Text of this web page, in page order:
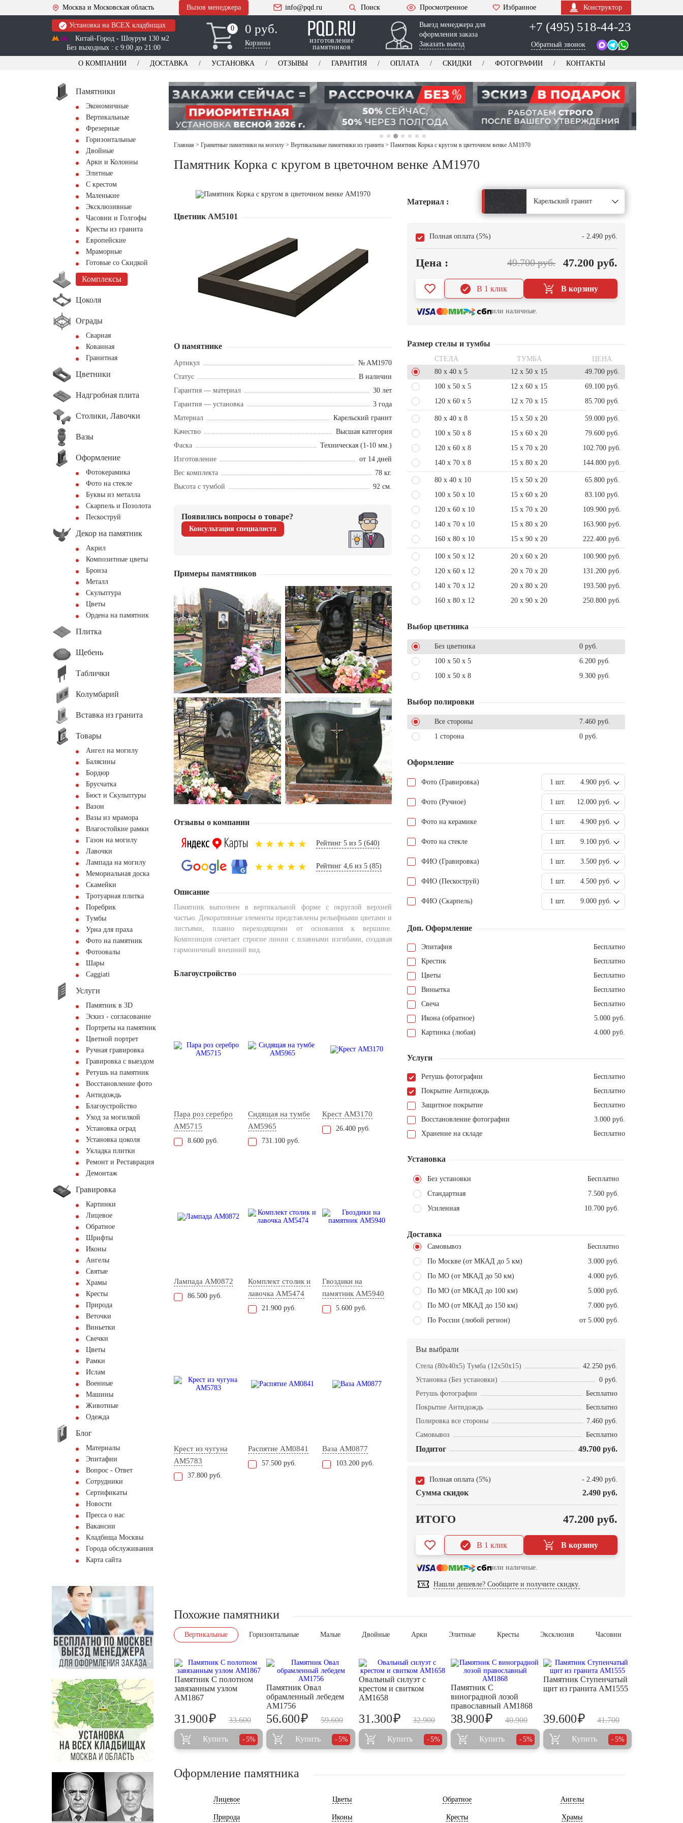
Москва и Московская область Вызов менеджера info@pqd.ru Поиск Просмотренное Избранное Конструктор
Установка на ВСЕХ кладбищах
Китай-Город - Шоурум 130 м2
Без выходных : с 9:00 до 21:00
0
0 0 руб.
Корзина
изготовление
памятников
Выезд менеджера для
оформления заказа
Заказать выезд
+7 (495) 518-44-23
Обратный звонок
О КОМПАНИИ ДОСТАВКА УСТАНОВКА ОТЗЫВЫ ГАРАНТИЯ ОПЛАТА СКИДКИ ФОТОГРАФИИ КОНТАКТЫ
Памятники
Экономичные
Вертикальные
Фрезерные
Горизонтальные
Двойные
Арки и Колонны
Элитные
С крестом
Маленькие
Эксклюзивные
Часовни и Голгофы
Кресты из гранита
Европейские
Мраморные
Готовые со Скидкой
Комплексы
Цоколя
Ограды
Сварная
Кованная
Гранитная
Цветники
Надгробная плита
Столики, Лавочки
Вазы
Оформление
Фотокерамика
Фото на стекле
Буквы из металла
Скарпель и Позолота
Пескоструй
Декор на памятник
Акрил
Композитные цветы
Бронза
Металл
Скульптура
Цветы
Ордена на памятник
Плитка
Щебень
Таблички
Колумбарий
Вставка из гранита
Товары
Ангел на могилу
Балясины
Бордюр
Брусчатка
Бюст и Скульптуры
Вазон
Вазы из мрамора
Влагостойкие рамки
Газон на могилу
Лавочки
Лампада на могилу
Мемориальная доска
Скамейки
Тротуарная плитка
Поребрик
Тумбы
Урна для праха
Фото на памятник
Фотоовалы
Шары
Сaggiati
Услуги
Памятник в 3D
Эскиз - согласование
Портреты на памятник
Цветной портрет
Ручная гравировка
Гравировка с выездом
Ретушь на памятник
Восстановление фото
Антидождь
Благоустройство
Уход за могилкой
Установка оград
Установка цоколя
Укладка плитки
Ремонт и Реставрация
Демонтаж
Гравировка
Картинки
Лицевое
Обратное
Шрифты
Иконы
Ангелы
Святые
Храмы
Кресты
Природа
Веточки
Виньетки
Свечки
Цветы
Рамки
Ислам
Военные
Машины
Животные
Одежда
Блог
Материалы
Эпитафии
Вопрос - Ответ
Сотрудники
Сертификаты
Новости
Пресса о нас
Вакансии
Кладбища Москвы
Города обслуживания
Карта сайта
Главная > Гранитные памятники на могилу > Вертикальные памятники из гранита > Памятник Корка с кругом в цветочном венке AM1970
Памятник Корка с кругом в цветочном венке AM1970
Цветник АМ5101
О памятнике
Артикул
№ AM1970
Статус
В наличии
Гарантия — материал
30 лет
Гарантия — установка
3 года
Материал
Карельский гранит
Качество
Высшая категория
Фаска
Техническая (1-10 мм.)
Изготовление
от 14 дней
Вес комплекта
78 кг.
Высота с тумбой
92 см.
Появились вопросы о товаре?
Консультация специалиста
Примеры памятников
Отзывы о компании
Рейтинг 5 из 5 (640)
Рейтинг 4,6 из 5 (85)
Описание
Памятник выполнен в вертикальной форме с округлой верхней
частью. Декоративные элементы представлены рельефными цветами и
листьями, плавно переходящими от основания к вершине.
Композиция сочетает строгие линии с плавными изгибами, создавая
гармоничный внешний вид.
Благоустройство
Пара роз серебро
AM5715
8.600 руб.
Сидящая на тумбе
AM5965
731.100 руб.
Крест AM3170
26.400 руб.
Лампада AM0872
86.500 руб.
Комплект столик и
лавочка АМ5474
21.900 руб.
Гвоздики на
памятник AM5940
5.600 руб.
Крест из чугуна
AM5783
37.800 руб.
Распятие AM0841
57.500 руб.
Ваза AM0877
103.200 руб.
Материал : Карельский гранит
Полная оплата (5%) - 2.490 руб.
Цена : 49.700 руб. 47.200 руб.
В корзину
В 1 клик
или наличные.
Размер стелы и тумбы
СТЕЛА ТУМБА
ЦЕНА
80 x 40 x 5
12 x 50 x 15
49.700 руб.
100 x 50 x 5
12 x 60 x 15
69.100 руб.
120 x 60 x 5
12 x 70 x 15 85.700 руб.
80 x 40 x 8 15 x 50 x 20
59.000 руб.
100 x 50 x 8
15 x 60 x 20
79.600 руб.
120 x 60 x 8
15 x 70 x 20
102.700 руб.
140 x 70 x 8
15 x 80 x 20 144.800 руб.
80 x 40 x 10 15 x 50 x 20
65.800 руб.
100 x 50 x 10
15 x 60 x 20
83.100 руб.
120 x 60 x 10
15 x 70 x 20
109.900 руб.
140 x 70 x 10
15 x 80 x 20
163.900 руб.
160 x 80 x 10
15 x 90 x 20 222.400 руб.
100 x 50 x 12 20 x 60 x 20
100.900 руб.
120 x 60 x 12
20 x 70 x 20
131.200 руб.
140 x 70 x 12
20 x 80 x 20
193.500 руб.
160 x 80 x 12
20 x 90 x 20 250.800 руб.
Выбор цветника
Без цветника
0 руб.
100 x 50 x 5
6.200 руб.
100 x 50 x 8
9.300 руб.
Выбор полировки
Все стороны
7.460 руб.
1 сторона
0 руб.
Оформление
Фото (Гравировка) 1 шт. 4.900 руб.
Фото (Ручное) 1 шт. 12.000 руб.
Фото на керамике 1 шт. 4.900 руб.
Фото на стекле 1 шт. 9.100 руб.
ФИО (Гравировка) 1 шт. 3.500 руб.
ФИО (Пескоструй) 1 шт. 4.500 руб.
ФИО (Скарпель) 1 шт. 9.000 руб.
Доп. Оформление
Эпитафия
Бесплатно
Крестик
Бесплатно
Цветы
Бесплатно
Виньетка
Бесплатно
Свеча
Бесплатно
Икона (обратное)
5.000 руб.
Картинка (любая)
4.000 руб.
Услуги
Ретушь фотографии
Бесплатно
Покрытие Антидождь
Бесплатно
Защитное покрытие
Бесплатно
Восстановление фотографии
3.000 руб.
Хранение на складе
Бесплатно
Установка
Без установки
Бесплатно
Стандартная
7.500 руб.
Усиленная
10.700 руб.
Доставка
Самовывоз
Бесплатно
По Москве (от МКАД до 5 км)
3.000 руб.
По МО (от МКАД до 50 км)
4.000 руб.
По МО (от МКАД до 100 км)
5.000 руб.
По МО (от МКАД до 150 км)
7.000 руб.
По России (любой регион)
от 5.000 руб.
Вы выбрали
Стела (80x40x5) Тумба (12x50x15)
42.250 руб.
Установка (Без установки)
0 руб.
Ретушь фотографии
Бесплатно
Покрытие Антидождь
Бесплатно
Полировка все стороны
7.460 руб.
Самовывоз
Бесплатно
Подитог 49.700 руб.
Полная оплата (5%) - 2.490 руб.
Сумма скидок 2.490 руб.
ИТОГО 47.200 руб.
В корзину
В 1 клик
или наличные.
Нашли дешевле? Сообщите и получите скидку.
Похожие памятники
Вертикальные Горизонтальные Малые Двойные Арки Элитные Кресты Эксклюзив Часовни
Памятник С полотном
завязанным узлом
AM1867
33.600
31.900₽
Купить 5%
Памятник Овал
обрамленный лебедем
AM1756
59.600
56.600₽
Купить 5%
Овальный силуэт с
крестом и свитком
AM1658
32.900
31.300₽
Купить 5%
Памятник С
виноградной лозой
православный AM1868
40.900
38.900₽
Купить 5%
Памятник Ступенчатый
щит из гранита AM1555
41.700
39.600₽
Купить 5%
Оформление памятника
Лицевое Цветы Обратное Ангелы
Природа Иконы Кресты Храмы